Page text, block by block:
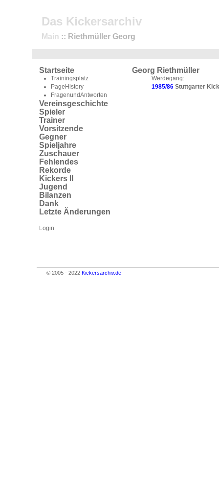
Das Kickersarchiv
Main :: Riethmüller Georg
Startseite
Trainingsplatz
PageHistory
FragenundAntworten
Vereinsgeschichte
Spieler
Trainer
Vorsitzende
Gegner
Spieljahre
Zuschauer
Fehlendes
Rekorde
Kickers II
Jugend
Bilanzen
Dank
Letzte Änderungen
Login
Georg Riethmüller
Werdegang:
1985/86 Stuttgarter
© 2005 - 2022 Kickersarchiv.de